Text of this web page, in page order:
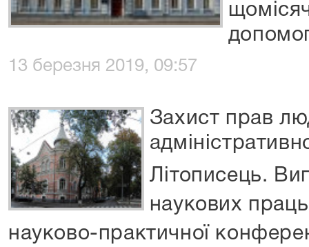
13 березня 2019, 09:57
Захист прав
Літописець.
наукових праць
науково-практичної